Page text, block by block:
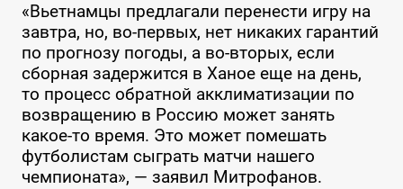
«Вьетнамцы предлагали перенести игру на
завтра, но, во-первых, нет никаких гарантий
по прогнозу погоды, а во-вторых, если
сборная задержится в Ханое еще на день,
то процесс обратной акклиматизации по
возвращению в Россию может занять
какое-то время. Это может помешать
футболистам сыграть матчи нашего
чемпионата», — заявил Митрофанов.